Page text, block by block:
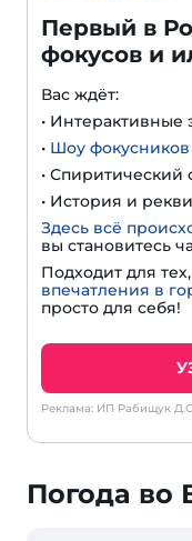
Первый в
фокусов и
Вас ждёт:
• Интерактивные
• Шоу
• Спиритический
• История и
Здесь всё
вы становитесь
Подходит для
впечатления в
просто для себя!
Реклама: ИП Рабищук
Погода во